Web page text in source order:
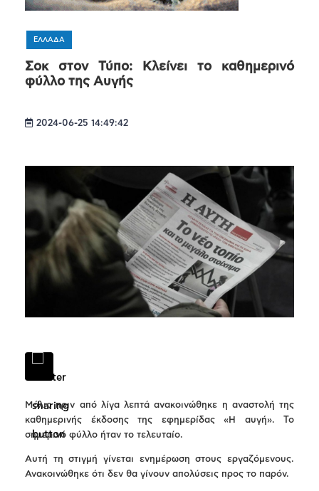
ΕΛΛΑΔΑ
Σοκ στον Τύπο: Κλείνει το καθημερινό
φύλλο της Αυγής
2024-06-25 14:49:42
Μόλις πριν από λίγα λεπτά ανακοινώθηκε η αναστολή της
καθημερινής έκδοσης της εφημερίδας «Η αυγή». Το
σημερινό φύλλο ήταν το τελευταίο.
Αυτή τη στιγμή γίνεται ενημέρωση στους εργαζόμενους.
Ανακοινώθηκε ότι δεν θα γίνουν απολύσεις προς το παρόν.